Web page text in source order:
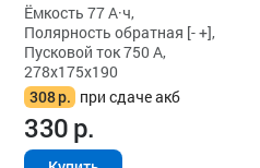
Ёмкость 77 А·ч,
Полярность обратная [- +],
Пусковой ток 750 А,
278x175x190
308р. при сдаче акб
330р.